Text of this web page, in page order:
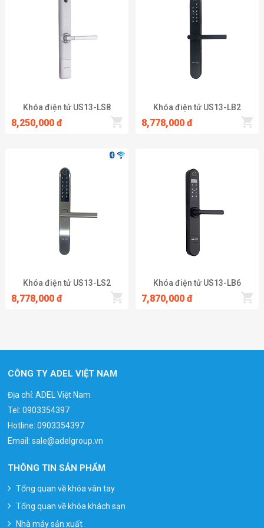
Khóa điện tử US13-LS8
8,250,000 đ
Khóa điện tử US13-LB2
8,778,000 đ
Khóa điện tử US13-LS2
8,778,000 đ
Khóa điện tử US13-LB6
7,870,000 đ
chuyên biệt sử dụng được cho nhôm xingfa, cửa nhôm kính. Vì
vậy, khách hàng hoàn toàn có thể yên tâm nếu muốn dùng khóa
điện tử cho bất kể loại cửa nào.
Khi sử dụng khóa số, bạn rất dễ gặp phải sự cố quên mật mã
hoặc để lộ mật mã. Nhưng với khóa vân tay, bạn sẽ không bao
Do đó có thể khẳng định, khóa vân tay an toàn hơn khóa số.
Khóa vân tay cửa nhôm kính có thể ghi nhớ được bao nhiêu
Tùy từng loại khóa sẽ có một con số cụ thể, thông thường một
khóa vân tay có thể ghi nhớ được từ 100 – 200 vân tay.
Chức năng báo động của khóa như thế nào?
hợp cửa đóng chưa hết hoặc cửa bị kẻ gian cậy.
CÔNG TY ADEL VIỆT NAM
Địa chỉ: ADEL Việt Nam
Tel:0903354397
Hotline:0903354397
Email:sale@adelgroup.vn
THÔNG TIN SẢN PHẨM
Tổng quan về khóa vân tay
Tổng quan về khóa khách sạn
Nhà máy sản xuất